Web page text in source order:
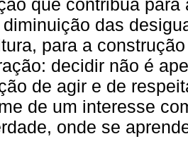
que contribua
diminuição das
para a
decidir não é
de agir e de
de um interesse
onde se